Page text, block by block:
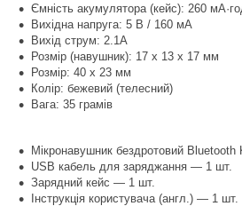
Ємність акумулятора (кейс): 260
Вихідна напруга: 5 В / 160 мА
Вихід струм: 2.1A
Розмір (навушник): 17 х 13 х 17 мм
Розмір: 40 х 23 мм
Колір: бежевий (телесний)
Вага: 35 грамів
Мікронавушник бездротовий
USB кабель для заряджання — 1 шт.
Зарядний кейс — 1 шт.
Інструкція користувача (англ.) — 1 шт.